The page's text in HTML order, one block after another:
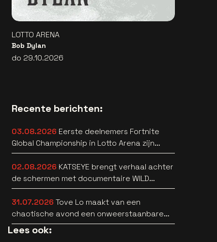
LOTTO ARENA
Bob Dylan
do 29.10.2026
Recente berichten:
03.08.2026 Eerste deelnemers Fortnite
Global Championship in Lotto Arena zijn
bekend
02.08.2026 KATSEYE brengt verhaal achter
de schermen met documentaire WILD
HEARTS [trailer]
31.07.2026 Tove Lo maakt van een
chaotische avond een onweerstaanbare
popsong
Lees ook: